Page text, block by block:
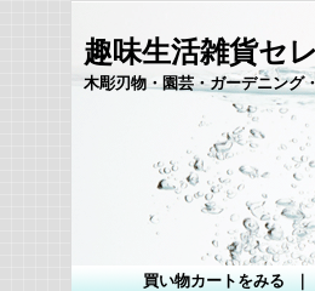
趣味生活雑貨セ
木彫刃物・園芸・ガーデニング
買い物カートをみる